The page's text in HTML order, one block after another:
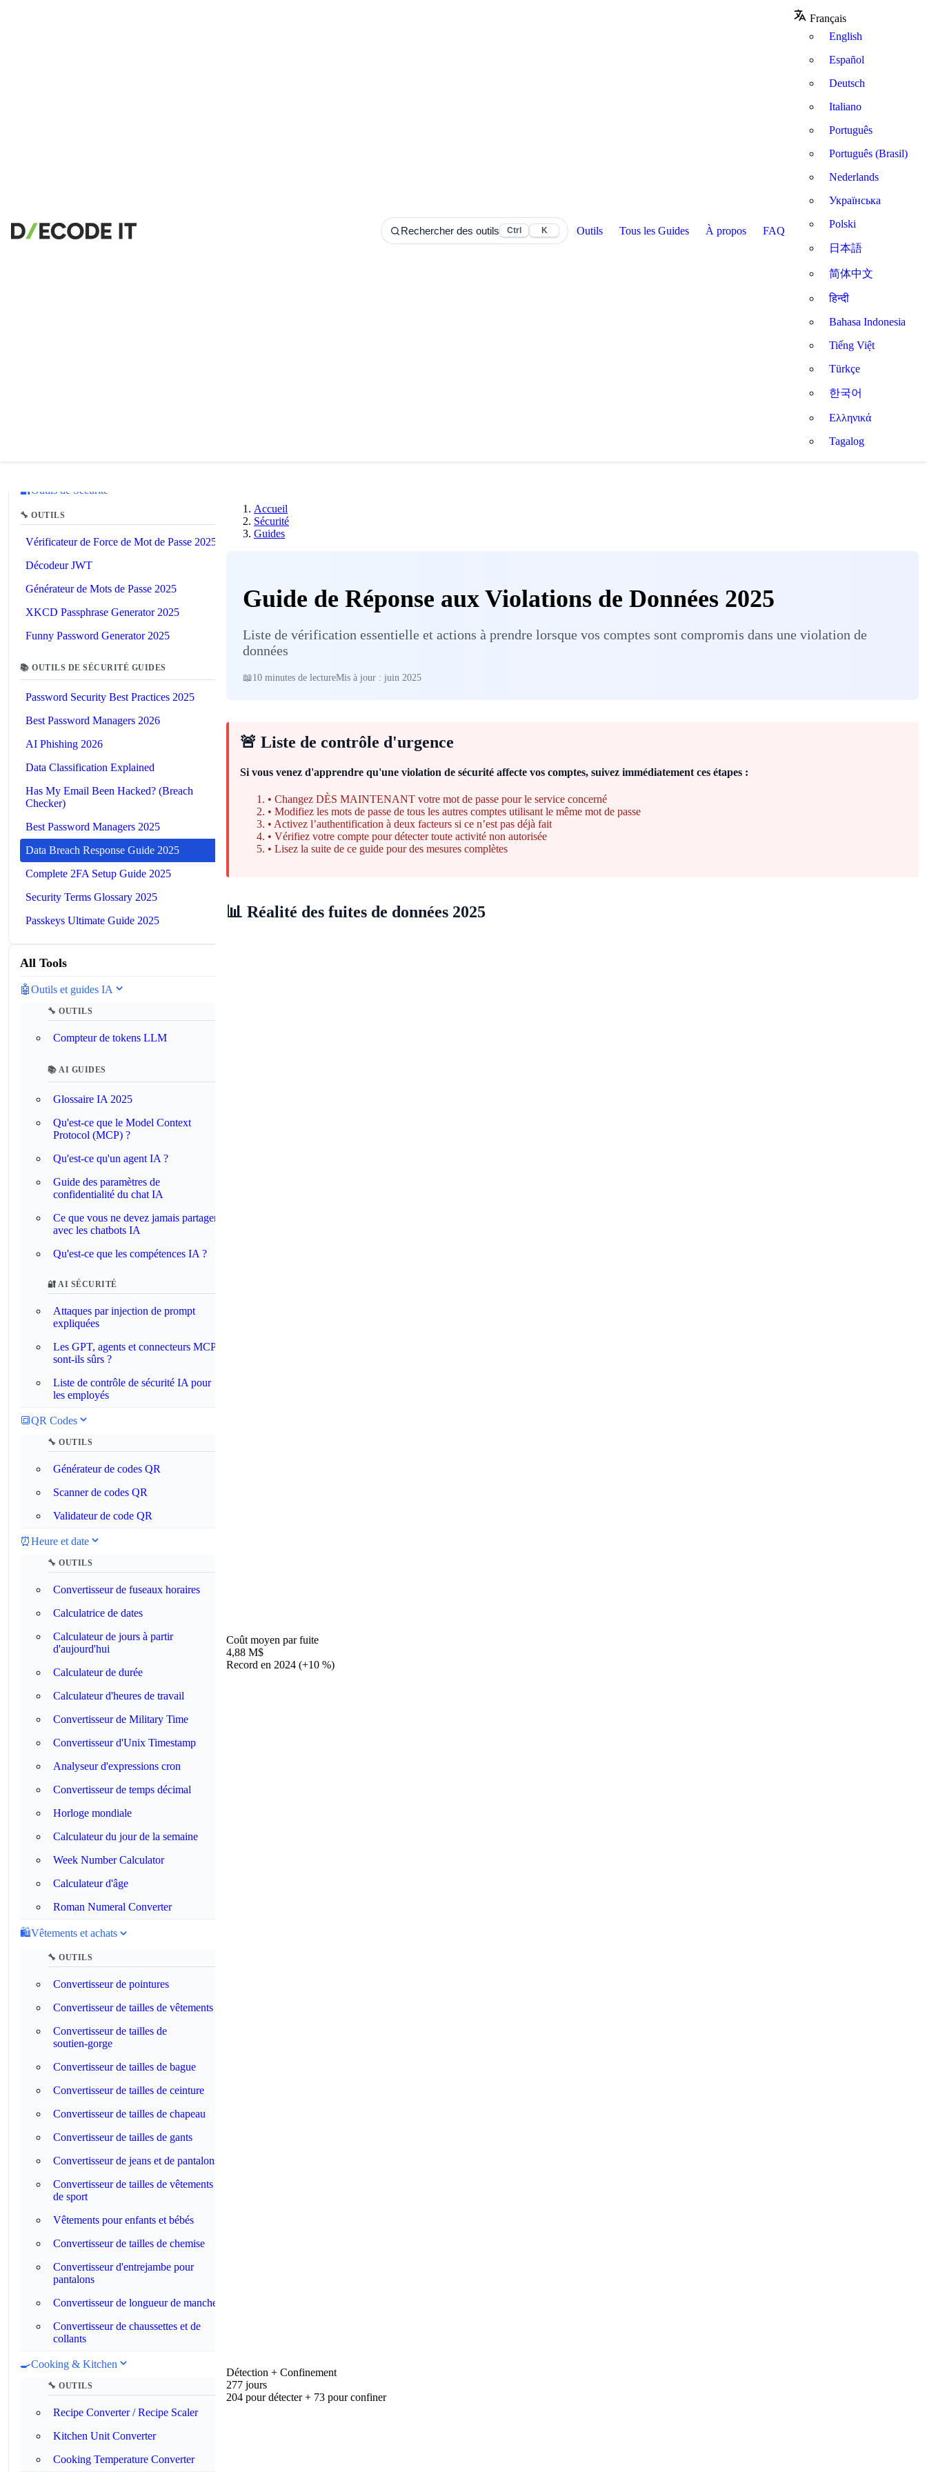
Rechercher des outils Ctrl K Outils Tous les Guides À propos FAQ
Français
English
Español
Deutsch
Italiano
Português
Português (Brasil)
Nederlands
Українська
Polski
日本語
简体中文
हिन्दी
Bahasa Indonesia
Tiếng Việt
Türkçe
한국어
Ελληνικά
Tagalog
🔐Outils de Sécurité
🔧 OUTILS
Vérificateur de Force de Mot de Passe 2025
Décodeur JWT
Générateur de Mots de Passe 2025
XKCD Passphrase Generator 2025
Funny Password Generator 2025
📚 OUTILS DE SÉCURITÉ GUIDES
Password Security Best Practices 2025
Best Password Managers 2026
AI Phishing 2026
Data Classification Explained
Has My Email Been Hacked? (Breach
Checker)
Best Password Managers 2025
Data Breach Response Guide 2025
Complete 2FA Setup Guide 2025
Security Terms Glossary 2025
Passkeys Ultimate Guide 2025
All Tools
🤖Outils et guides IA
🔧 OUTILS
Compteur de tokens LLM
📚 AI GUIDES
Glossaire IA 2025
Qu'est-ce que le Model Context
Protocol (MCP) ?
Qu'est-ce qu'un agent IA ?
Guide des paramètres de
confidentialité du chat IA
Ce que vous ne devez jamais partager
avec les chatbots IA
Qu'est-ce que les compétences IA ?
🔐 AI SÉCURITÉ
Attaques par injection de prompt
expliquées
Les GPT, agents et connecteurs MCP
sont-ils sûrs ?
Liste de contrôle de sécurité IA pour
les employés
🔳QR Codes
🔧 OUTILS
Générateur de codes QR
Scanner de codes QR
Validateur de code QR
⏰Heure et date
🔧 OUTILS
Convertisseur de fuseaux horaires
Calculatrice de dates
Calculateur de jours à partir
d'aujourd'hui
Calculateur de durée
Calculateur d'heures de travail
Convertisseur de Military Time
Convertisseur d'Unix Timestamp
Analyseur d'expressions cron
Convertisseur de temps décimal
Horloge mondiale
Calculateur du jour de la semaine
Week Number Calculator
Calculateur d'âge
Roman Numeral Converter
🛍️Vêtements et achats
🔧 OUTILS
Convertisseur de pointures
Convertisseur de tailles de vêtements
Convertisseur de tailles de
soutien‑gorge
Convertisseur de tailles de bague
Convertisseur de tailles de ceinture
Convertisseur de tailles de chapeau
Convertisseur de tailles de gants
Convertisseur de jeans et de pantalons
Convertisseur de tailles de vêtements
de sport
Vêtements pour enfants et bébés
Convertisseur de tailles de chemise
Convertisseur d'entrejambe pour
pantalons
Convertisseur de longueur de manche
Convertisseur de chaussettes et de
collants
🍳Cooking & Kitchen
🔧 OUTILS
Recipe Converter / Recipe Scaler
Kitchen Unit Converter
Cooking Temperature Converter
Accueil
Sécurité
Guides
Guide de Réponse aux Violations de Données 2025
Liste de vérification essentielle et actions à prendre lorsque vos comptes sont compromis dans une violation de
données
10 minutes de lectureMis à jour : juin 2025
🚨 Liste de contrôle d'urgence
Si vous venez d'apprendre qu'une violation de sécurité affecte vos comptes, suivez immédiatement ces étapes :
• Changez DÈS MAINTENANT votre mot de passe pour le service concerné
• Modifiez les mots de passe de tous les autres comptes utilisant le même mot de passe
• Activez l’authentification à deux facteurs si ce n’est pas déjà fait
• Vérifiez votre compte pour détecter toute activité non autorisée
• Lisez la suite de ce guide pour des mesures complètes
📊 Réalité des fuites de données 2025
Coût moyen par fuite
4,88 M$
Record en 2024 (+10 %)
Détection + Confinement
277 jours
204 pour détecter + 73 pour confiner